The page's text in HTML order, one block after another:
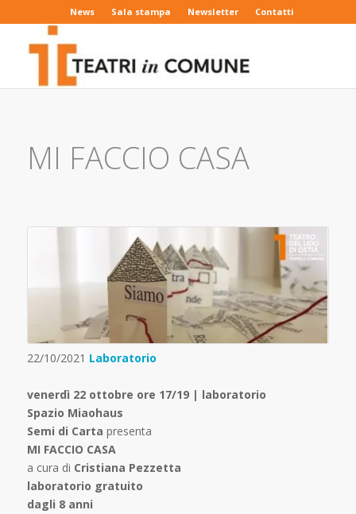
News Sala stampa Newsletter Contatti
MI FACCIO CASA
22/10/2021 Laboratorio
venerdì 22 ottobre ore 17/19 | laboratorio
Spazio Miaohaus
Semi di Carta presenta
MI FACCIO CASA
a cura di Cristiana Pezzetta
laboratorio gratuito
dagli 8 anni